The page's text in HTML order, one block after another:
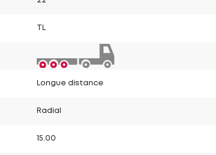
Longue distance
Radial
15.00